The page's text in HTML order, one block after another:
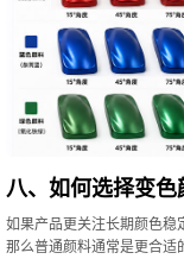
八、如何选择变色
如果产品更关注长期颜色稳
那么普通颜料通常是更合适